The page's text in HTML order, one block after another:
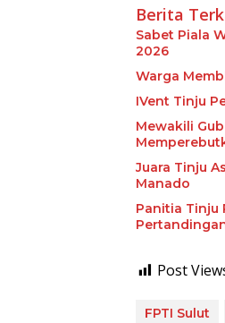
Berita
Sabet Piala
2026
Warga
IVent Tinju
Mewakili
Juara Tinju
Manado
Panitia Tinju
Post
FPTI Sulut